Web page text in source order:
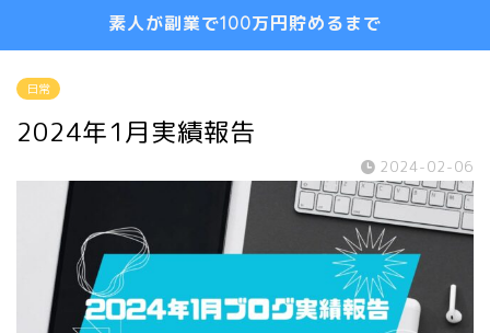
素人が副業で100万円貯めるまで
日常
2024年1月実績報告
2024-02-06